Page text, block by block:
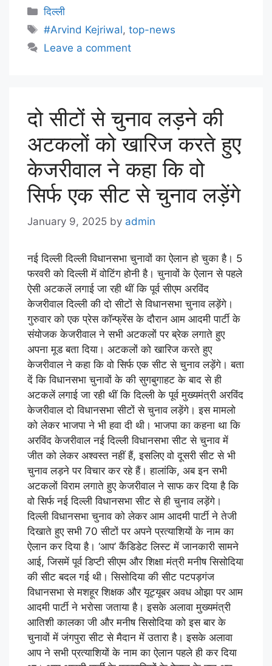
दिल्ली
#Arvind Kejriwal,top-news
Leave a comment
दो सीटों से चुनाव लड़ने की
अटकलों को खारिज करते हुए
केजरीवाल ने कहा कि वो
सिर्फ एक सीट से चुनाव लड़ेंगे
January 9, 2025 by admin
नई दिल्ली दिल्ली विधानसभा चुनावों का ऐलान हो चुका है। 5
फरवरी को दिल्ली में वोटिंग होनी है। चुनावों के ऐलान से पहले
ऐसी अटकलें लगाई जा रही थीं कि पूर्व सीएम अरविंद
केजरीवाल दिल्ली की दो सीटों से विधानसभा चुनाव लड़ेंगे।
गुरुवार को एक प्रेस कॉन्फ्रेंस के दौरान आम आदमी पार्टी के
संयोजक केजरीवाल ने सभी अटकलों पर ब्रेक लगाते हुए
अपना मूड बता दिया। अटकलों को खारिज करते हुए
केजरीवाल ने कहा कि वो सिर्फ एक सीट से चुनाव लड़ेंगे। बता
दें कि विधानसभा चुनावों के की सुगबुगाहट के बाद से ही
अटकलें लगाई जा रही थीं कि दिल्ली के पूर्व मुख्यमंत्री अरविंद
केजरीवाल दो विधानसभा सीटों से चुनाव लड़ेंगे। इस मामलो
को लेकर भाजपा ने भी हवा दी थी। भाजपा का कहना था कि
अरविंद केजरीवाल नई दिल्ली विधानसभा सीट से चुनाव में
जीत को लेकर अश्वस्त नहीं हैं, इसलिए वो दूसरी सीट से भी
चुनाव लड़ने पर विचार कर रहे हैं। हालांकि, अब इन सभी
अटकलों विराम लगाते हुए केजरीवाल ने साफ कर दिया है कि
वो सिर्फ नई दिल्ली विधानसभा सीट से ही चुनाव लड़ेंगे।
दिल्ली विधानसभा चुनाव को लेकर आम आदमी पार्टी ने तेजी
दिखाते हुए सभी 70 सीटों पर अपने प्रत्याशियों के नाम का
ऐलान कर दिया है। ‘आप’ कैंडिडेट लिस्ट में जानकारी सामने
आई, जिसमें पूर्व डिप्टी सीएम और शिक्षा मंत्री मनीष सिसोदिया
की सीट बदल गई थी। सिसोदिया की सीट पटपड़गंज
विधानसभा से मशहूर शिक्षक और यूट्यूबर अवध ओझा पर आम
आदमी पार्टी ने भरोसा जताया है। इसके अलावा मुख्यमंत्री
आतिशी कालका जी और मनीष सिसोदिया को इस बार के
चुनावों में जंगपुरा सीट से मैदान में उतारा है। इसके अलावा
आप ने सभी प्रत्याशियों के नाम का ऐलान पहले ही कर दिया